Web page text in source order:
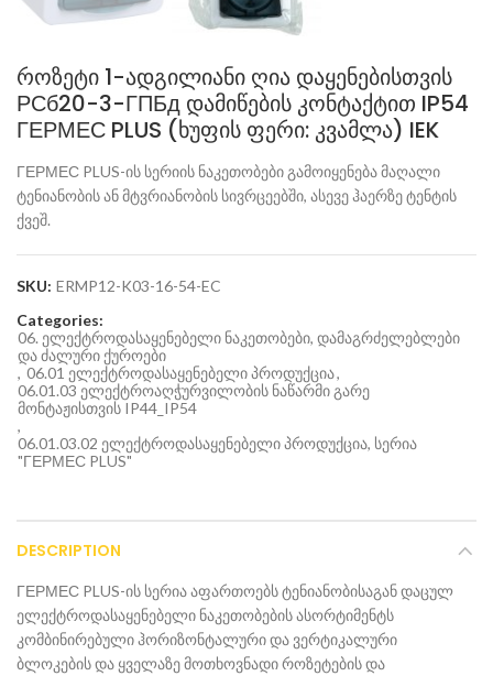
როზეტი 1-ადგილიანი ღია დაყენებისთვის
РСб20-3-ГПБд დამიწების კონტაქტით IP54
ГЕРМЕС PLUS (ხუფის ფერი: კვამლა) IEK
ГЕРМЕС PLUS-ის სერიის ნაკეთობები გამოიყენება მაღალი
ტენიანობის ან მტვრიანობის სივრცეებში, ასევე ჰაერზე ტენტის
ქვეშ.
SKU: ERMP12-K03-16-54-EC
Categories:
06. ელექტროდასაყენებელი ნაკეთობები, დამაგრძელებლები
და ძალური ქუროები
, 06.01 ელექტროდასაყენებელი პროდუქცია,
06.01.03 ელექტროაღჭურვილობის ნაწარმი გარე
მონტაჟისთვის IP44_IP54
,
06.01.03.02 ელექტროდასაყენებელი პროდუქცია, სერია
"ГЕРМЕС PLUS"
DESCRIPTION
ГЕРМЕС PLUS-ის სერია აფართოებს ტენიანობისაგან დაცულ
ელექტროდასაყენებელი ნაკეთობების ასორტიმენტს
კომბინირებული ჰორიზონტალური და ვერტიკალური
ბლოკების და ყველაზე მოთხოვნადი როზეტების და